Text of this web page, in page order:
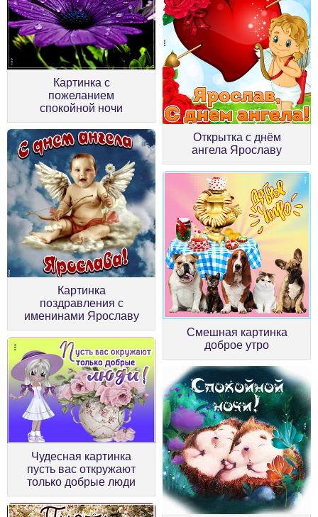
Картинка с
пожеланием
спокойной ночи
Открытка с днём
ангела Ярославу
Картинка
поздравления с
именинами Ярославу
Смешная картинка
доброе утро
Чудесная картинка
пусть вас откружают
только добрые люди